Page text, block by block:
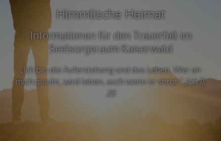
Himmlische Heimat
Informationen für den Trauerfall im
Seelsorgeraum Kaiserwald
„Ich bin die Auferstehung und das Leben. Wer an
mich glaubt, wird leben, auch wenn er stirbt.“Joh 11,
25